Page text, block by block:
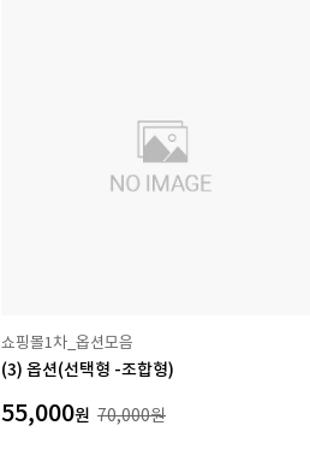
쇼핑몰1차_옵션모음
(3) 옵션(선택형 -조합형)
55,000원 70,000원